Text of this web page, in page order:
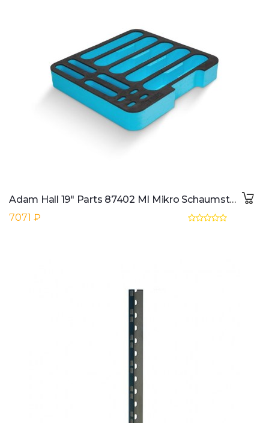
Adam Hall 19" Parts 87402 MI Mikro Schaumstoffeinlage 2HE
7071 ₽